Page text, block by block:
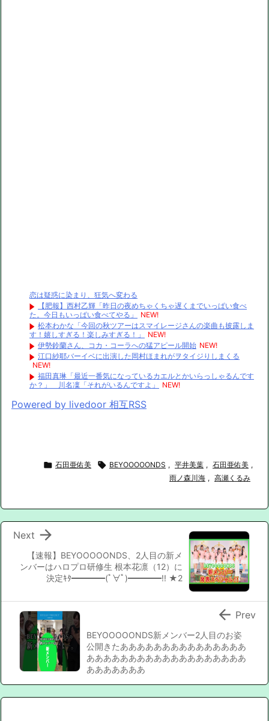
恋は疑惑に染まり、狂気へ変わる
【肥報】西村乙輝「昨日の夜めちゃくちゃ遅くまでいっぱい食べ
た。今日もいっぱい食べてやる」
NEW!
松本わかな「今回の秋ツアーはスマイレージさんの楽曲も披露しま
す！嬉しすぎる！楽しみすぎる！」
NEW!
伊勢鈴蘭さん、コカ・コーラへの猛アピール開始 NEW!
江口紗耶バーイベに出演した岡村ほまれがヲタイジりしまくる
NEW!
福田真琳「最近一番気になっているカエルとかいらっしゃるんです
か？」 川名凜「それがいるんですよ」
NEW!
Powered by livedoor 相互RSS
 石田亜佑美  BEYOOOOONDS , 平井美葉 , 石田亜佑美 ,
雨ノ森川海 , 高瀬くるみ
【速報】BEYOOOOONDS、2人目の新メ
ンバーはハロプロ研修生 根本花凛（12）に
決定ｷﾀ━━━━(ﾟ∀ﾟ)━━━━!! ★2

Next
BEYOOOOONDS新メンバー2人目のお姿
公開きたあああああああああああああああ
あああああああああああああああああああ
あああああああ
 Prev